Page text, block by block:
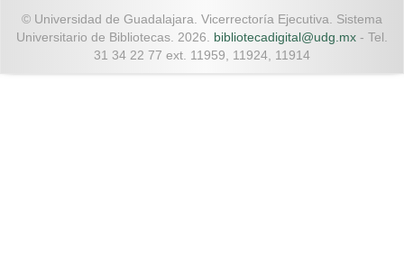
© Universidad de Guadalajara. Vicerrectoría Ejecutiva. Sistema
Universitario de Bibliotecas. 2026. bibliotecadigital@udg.mx - Tel.
31 34 22 77 ext. 11959, 11924, 11914